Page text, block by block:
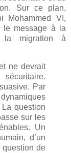
Sur ce plan,
Mohammed VI,
le message à la
la migration à
ne devrait
Par
question
sur les
Un
d’un
question de